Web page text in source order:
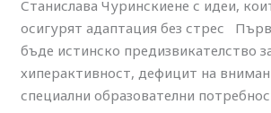
Станислава Чуринскиене с идеи,
осигурят адаптация без стрес
бъде истинско предизвикателство
хиперактивност, дефицит на
специални образователни
и
решения